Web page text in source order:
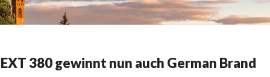
380 gewinnt nun auch German Brand